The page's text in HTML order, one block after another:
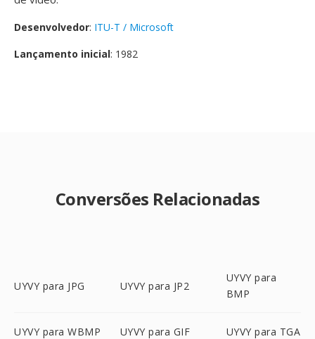
Desenvolvedor: ITU-T / Microsoft
Lançamento inicial: 1982
Conversões Relacionadas
UYVY para JPG UYVY para JP2
UYVY para
BMP
UYVY para WBMP UYVY para GIF UYVY para TGA